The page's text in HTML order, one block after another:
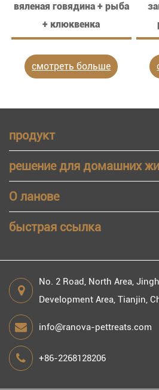
вяленая говядина + рыба
+ клюквенка
смотреть больше
продукт
решение для домашних
О ланове
быстрая ссылка
No. 2 Road, North Area,
Development Area, Tianjin,
info@ranova-pettreats.com
+86-2268128206